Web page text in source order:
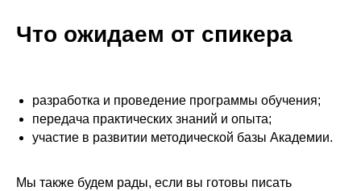
Что ожидаем от спикера
разработка и проведение программы обучения;
передача практических знаний и опыта;
участие в развитии методической базы Академии.
Мы также будем рады, если вы готовы писать